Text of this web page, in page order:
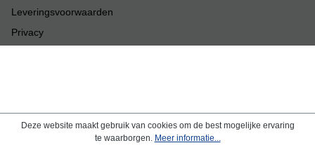
Leveringsvoorwaarden
Privacy
Deze website maakt gebruik van cookies om de best mogelijke ervaring
te waarborgen. Meer informatie...